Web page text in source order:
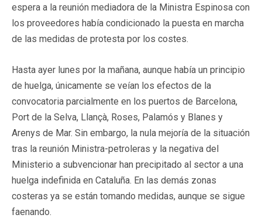
espera a la reunión mediadora de la Ministra Espinosa con
los proveedores había condicionado la puesta en marcha
de las medidas de protesta por los costes.
Hasta ayer lunes por la mañana, aunque había un principio
de huelga, únicamente se veían los efectos de la
convocatoria parcialmente en los puertos de Barcelona,
Port de la Selva, Llançà, Roses, Palamós y Blanes y
Arenys de Mar. Sin embargo, la nula mejoría de la situación
tras la reunión Ministra-petroleras y la negativa del
Ministerio a subvencionar han precipitado al sector a una
huelga indefinida en Cataluña. En las demás zonas
costeras ya se están tomando medidas, aunque se sigue
faenando.